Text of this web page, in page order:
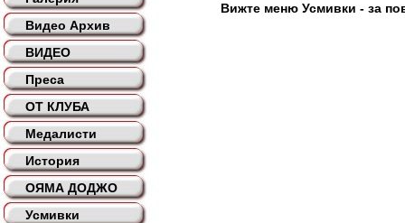
Видео Архив
ВИДЕО
Преса
ОТ КЛУБА
Медалисти
История
ОЯМА ДОДЖО
Усмивки
Вижте меню Усмивки - за